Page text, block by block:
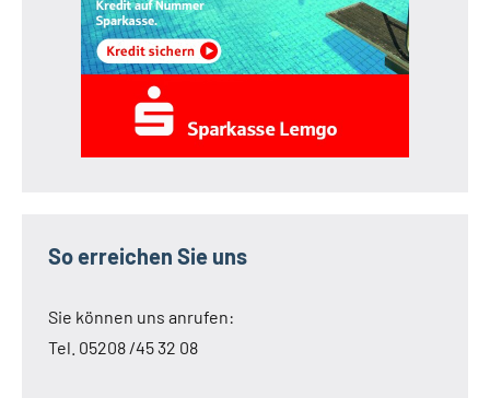
So erreichen Sie uns
Sie können uns anrufen:
Tel. 05208 /45 32 08